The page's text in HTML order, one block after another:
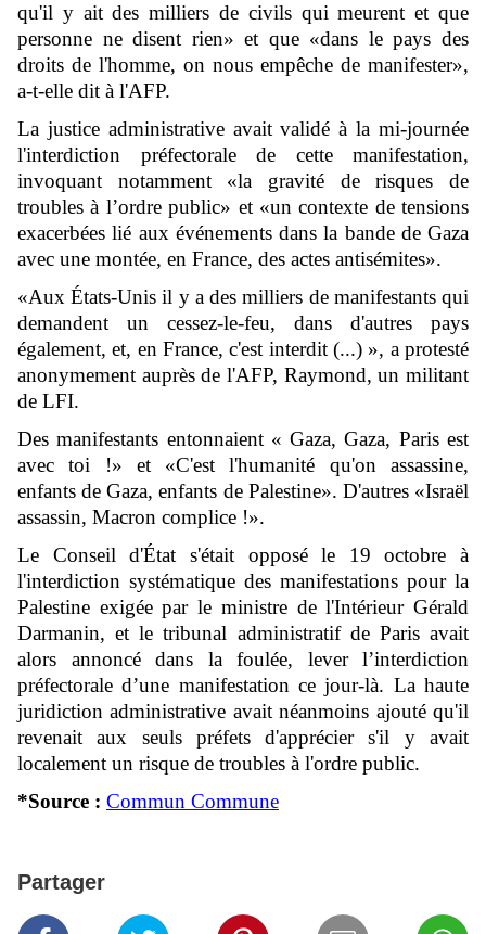
qu'il y ait des milliers de civils qui meurent et que
personne ne disent rien» et que «dans le pays des
droits de l'homme, on nous empêche de manifester»,
a-t-elle dit à l'AFP.
La justice administrative avait validé à la mi-journée
l'interdiction préfectorale de cette manifestation,
invoquant notamment «la gravité de risques de
troubles à l’ordre public» et «un contexte de tensions
exacerbées lié aux événements dans la bande de Gaza
avec une montée, en France, des actes antisémites».
«Aux États-Unis il y a des milliers de manifestants qui
demandent un cessez-le-feu, dans d'autres pays
également, et, en France, c'est interdit (...) », a protesté
anonymement auprès de l'AFP, Raymond, un militant
de LFI.
Des manifestants entonnaient « Gaza, Gaza, Paris est
avec toi !» et «C'est l'humanité qu'on assassine,
enfants de Gaza, enfants de Palestine». D'autres «Israël
assassin, Macron complice !».
Le Conseil d'État s'était opposé le 19 octobre à
l'interdiction systématique des manifestations pour la
Palestine exigée par le ministre de l'Intérieur Gérald
Darmanin, et le tribunal administratif de Paris avait
alors annoncé dans la foulée, lever l’interdiction
préfectorale d’une manifestation ce jour-là. La haute
juridiction administrative avait néanmoins ajouté qu'il
revenait aux seuls préfets d'apprécier s'il y avait
localement un risque de troubles à l'ordre public.
*Source : Commun Commune
Partager